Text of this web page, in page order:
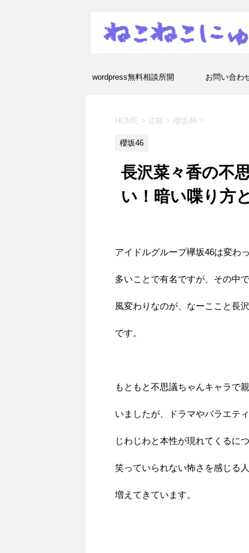
wordpress無料相談所開
ます！
お問い合わ
HOME > 芸能 > 櫻坂46 >
櫻坂46
長沢菜々香の不
い！暗い喋り方
アイドルグループ欅坂46は変わ
多いことで有名ですが、その中
風変わりなのが、なーここと長
です。
もともと不思議ちゃんキャラで
いましたが、ドラマやバラエテ
じわじわと本性が現れてくるにつ
笑っていられない怖さを感じる
増えてきています。